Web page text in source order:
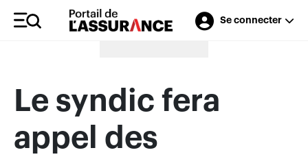
Se connecter
Merci à nos annonceurs
Le syndic fera
appel des